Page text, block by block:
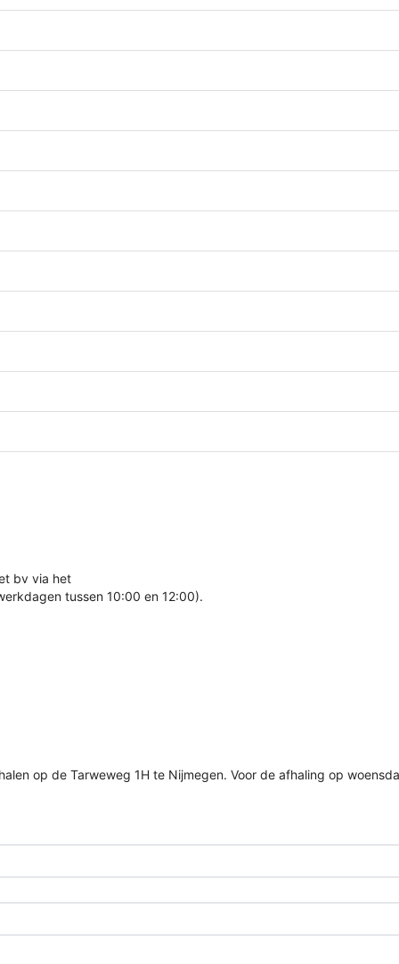
bv via het
tussen 10:00 en 12:00).
op de Tarweweg 1H te Nijmegen. Voor de afhaling op